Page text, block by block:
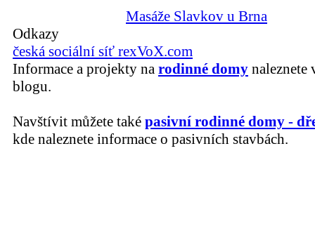
Masáže Slavkov u Brna
Odkazy
česká sociální síť rexVoX.com
Informace a projekty na rodinné domy naleznete
blogu.
Navštívit můžete také pasivní rodinné domy -
kde naleznete informace o pasivních stavbách.